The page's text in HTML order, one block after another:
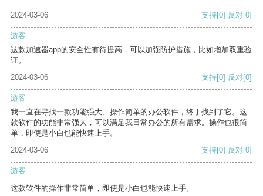
2024-03-06 支持[0] 反对[0]
游客
这款加速器app的安全性有待提高，可以加强防护措施，比如增加双重验
证。
2024-03-06
支持[0] 反对[0]
游客
我一直在寻找一款功能强大、操作简单的办公软件，终于找到了它。这
款软件的功能非常强大，可以满足我日常办公的所有需求。操作也很简
单，即使是小白也能快速上手。
2024-03-06
支持[0] 反对[0]
游客
这款软件的操作非常简单，即使是小白也能快速上手。